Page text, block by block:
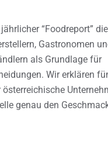
“Foodreport”
Gastronomen
als Grundlage für
Wir erklären
genau den